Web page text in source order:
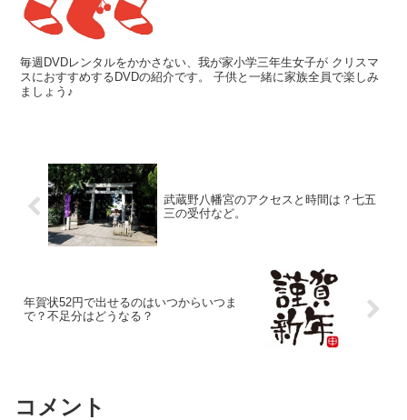
毎週DVDレンタルをかかさない、我が家小学三年生女子が クリスマ
スにおすすめするDVDの紹介です。 子供と一緒に家族全員で楽しみ
ましょう♪
武蔵野八幡宮のアクセスと時間は？七五
三の受付など。
年賀状52円で出せるのはいつからいつま
で？不足分はどうなる？
コメント